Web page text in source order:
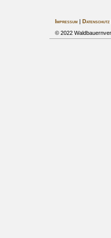
Impressum| Datenschutz|
© 2022